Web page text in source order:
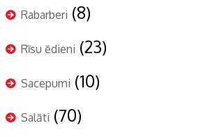
Rabarberi (8)
Rīsu ēdieni (23)
Sacepumi (10)
Salāti (70)